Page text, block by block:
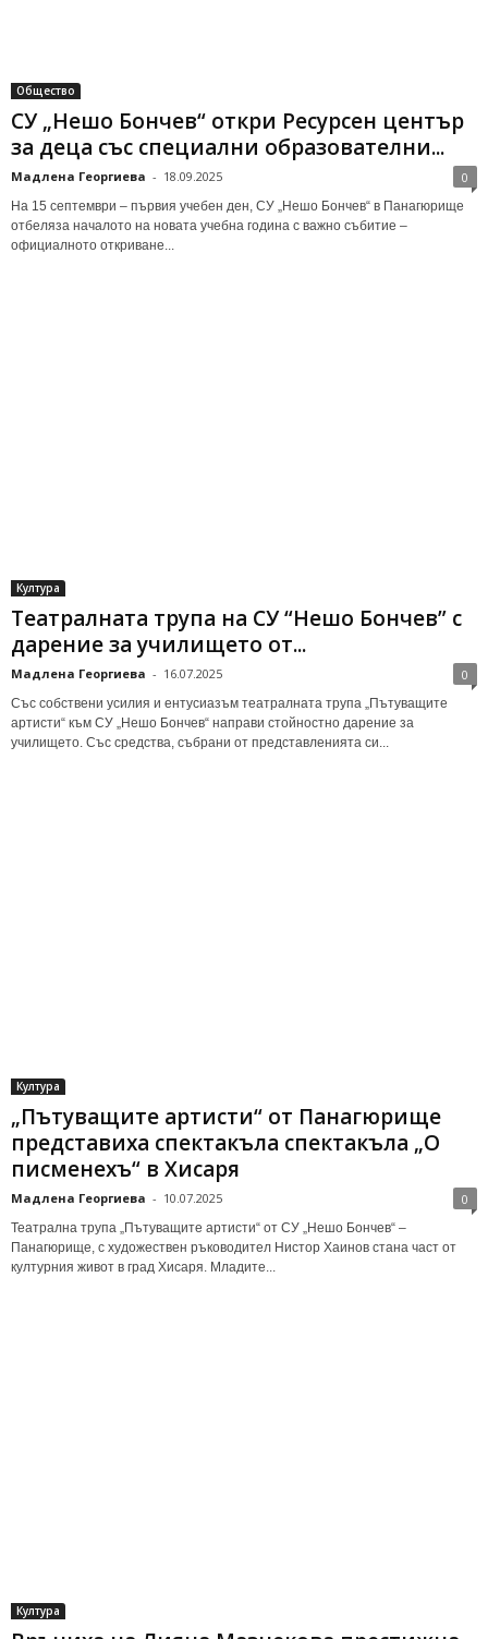
Общество
СУ „Нешо Бончев“ откри Ресурсен център
за деца със специални образователни...
Мадлена Георгиева - 18.09.2025 0
На 15 септември – първия учебен ден, СУ „Нешо Бончев“ в Панагюрище
отбеляза началото на новата учебна година с важно събитие –
официалното откриване...
Култура
Театралната трупа на СУ “Нешо Бончев” с
дарение за училището от...
Мадлена Георгиева - 16.07.2025 0
Със собствени усилия и ентусиазъм театралната трупа „Пътуващите
артисти“ към СУ „Нешо Бончев“ направи стойностно дарение за
училището. Със средства, събрани от представленията си...
Култура
„Пътуващите артисти“ от Панагюрище
представиха спектакъла спектакъла „О
писменехъ“ в Хисаря
Мадлена Георгиева - 10.07.2025 0
Театрална трупа „Пътуващите артисти“ от СУ „Нешо Бончев“ –
Панагюрище, с художествен ръководител Нистор Хаинов стана част от
културния живот в град Хисаря. Младите...
Култура